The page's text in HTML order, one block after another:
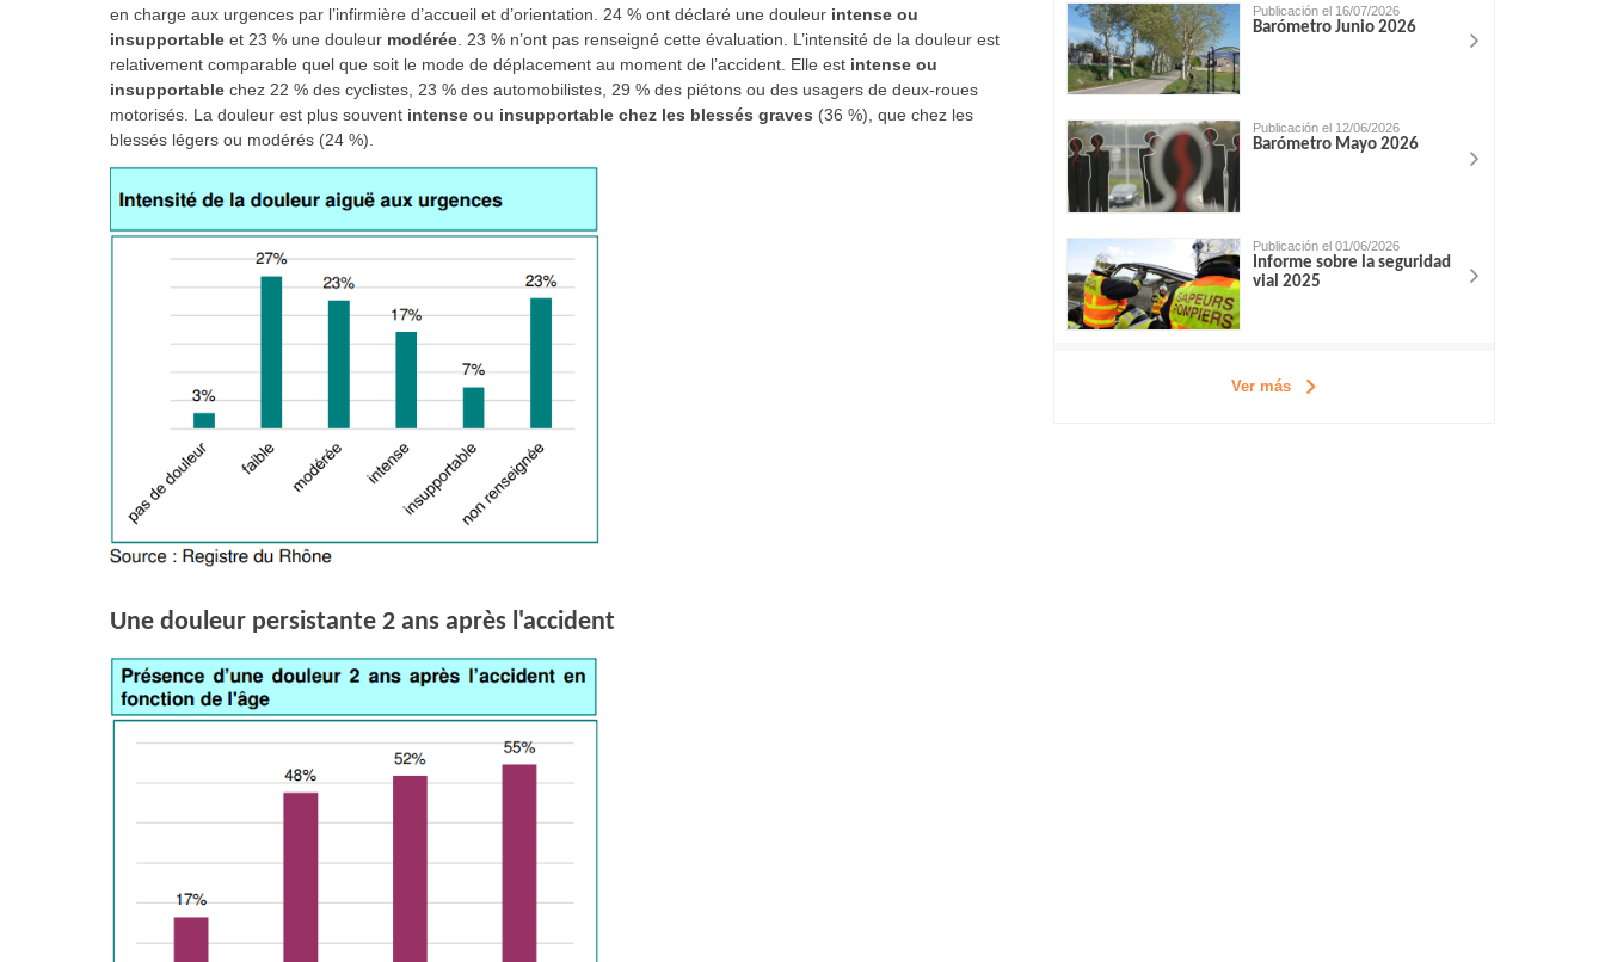
en charge aux urgences par l’infirmière d’accueil et d’orientation. 24 % ont déclaré une douleur intense ou
insupportable et 23 % une douleur modérée . 23 % n’ont pas renseigné cette évaluation. L’intensité de la douleur est
relativement comparable quel que soit le mode de déplacement au moment de l’accident. Elle est intense ou
insupportable chez 22 % des cyclistes, 23 % des automobilistes, 29 % des piétons ou des usagers de deux-roues
motorisés. La douleur est plus souvent intense ou insupportable chez les blessés graves (36 %), que chez les
blessés légers ou modérés (24 %).
Une douleur persistante 2 ans après l'accident
Publicación el 16/07/2026
Barómetro Junio 2026
Publicación el 12/06/2026
Barómetro Mayo 2026
Publicación el 01/06/2026
Informe sobre la seguridad
vial 2025
Ver más